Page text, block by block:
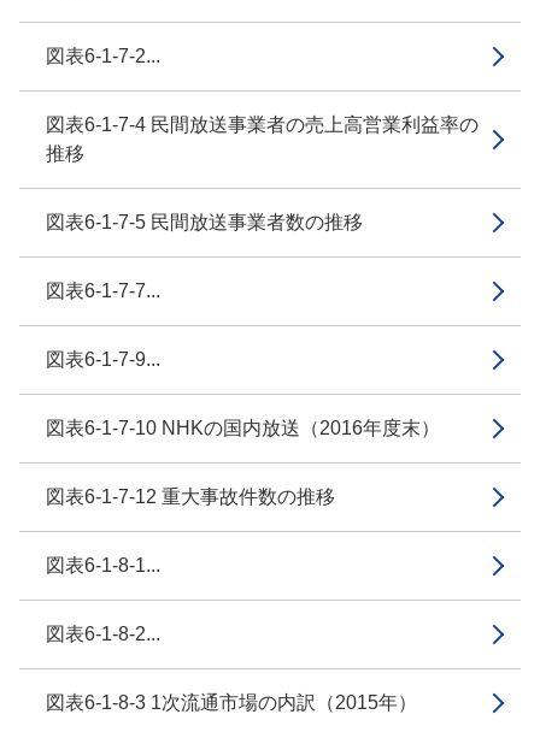
図表6-1-7-2...
図表6-1-7-4 民間放送事業者の売上高営業利益率の
推移
図表6-1-7-5 民間放送事業者数の推移
図表6-1-7-7...
図表6-1-7-9...
図表6-1-7-10 NHKの国内放送（2016年度末）
図表6-1-7-12 重大事故件数の推移
図表6-1-8-1...
図表6-1-8-2...
図表6-1-8-3 1次流通市場の内訳（2015年）